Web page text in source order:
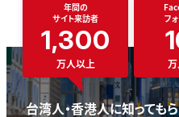
台湾人・香港人に知ってもら
年間の
サイト来訪者
1,300
万人以上
フ